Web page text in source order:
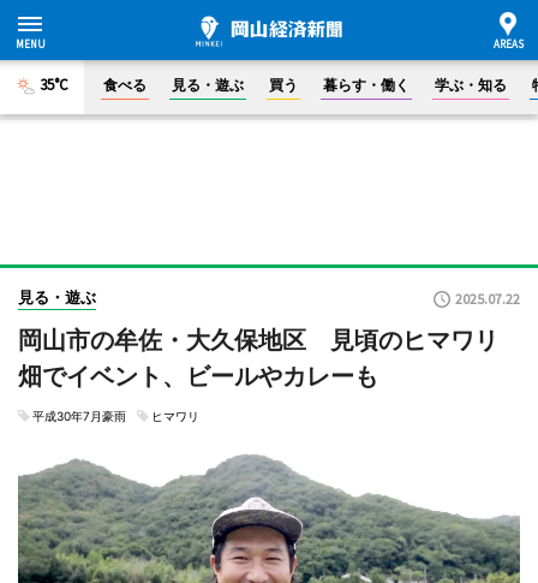
35°C 食べる 見る・遊ぶ 買う 暮らす・働く 学ぶ・知る
見る・遊ぶ 2025.07.22
岡山市の牟佐・大久保地区 見頃のヒマワリ
畑でイベント、ビールやカレーも
平成30年7月豪雨 ヒマワリ